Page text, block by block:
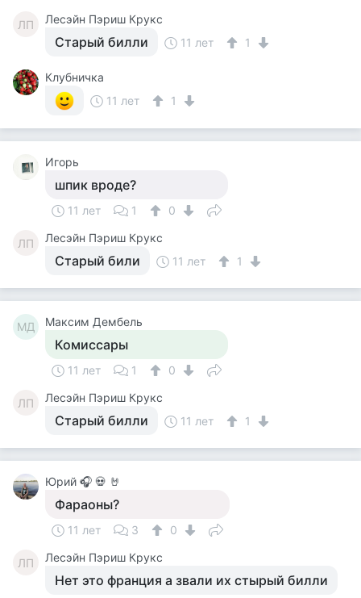
ЛП Лесэйн Пэриш Крукс
Старый билли 11 лет 1
Клубничка
11 лет
1
Игорь
шпик вроде?
11 лет 1 0
ЛП Лесэйн Пэриш Крукс
Старый били 11 лет 1
МД Максим Дембель
Комиссары
11 лет 1 0
ЛП Лесэйн Пэриш Крукс
Старый билли 11 лет 1
Юрий 🎧 💀 🤘
Фараоны?
11 лет 3 0
ЛП Лесэйн Пэриш Крукс
Нет это франция а звали их стырый билли